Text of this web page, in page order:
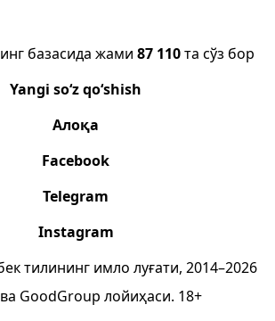
базасида жами 87 110та сўз бор
Yangi so‘z qo‘shish
Алоқа
Facebook
Telegram
Instagram
тилининг имло луғати, 2014–2026
ва GoodGroup лойиҳаси. 18+